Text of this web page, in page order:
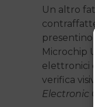
Un altro
presentino
Microchip
elettronici
verifica
Electronic